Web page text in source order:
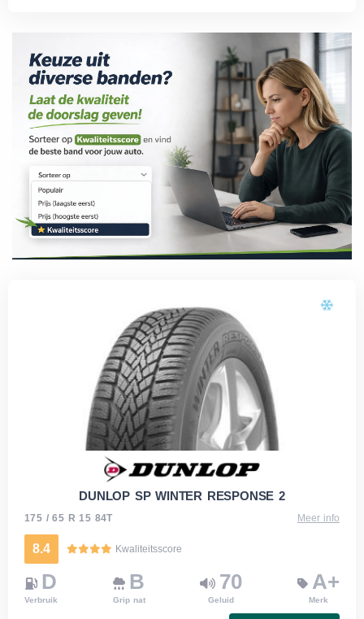
DUNLOP SP WINTER RESPONSE 2
175 / 65 R 15 84T Meer info
8.4 Kwaliteitsscore
D
Verbruik
B
Grip nat
70
Geluid
A+
Merk